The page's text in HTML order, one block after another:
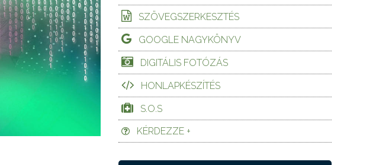
SZÖVEGSZERKESZTÉS
GOOGLE NAGYKÖNYV
DIGITÁLIS FOTÓZÁS
HONLAPKÉSZÍTÉS
S.O.S
KÉRDEZZE +